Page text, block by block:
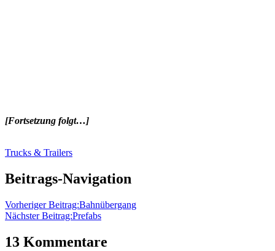
[Fortsetzung folgt…]
Trucks & Trailers
Beitrags-Navigation
Vorheriger Beitrag:Bahnübergang
Nächster Beitrag:Prefabs
13 Kommentare